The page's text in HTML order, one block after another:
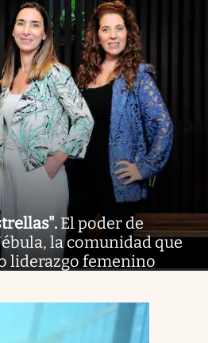
. El poder de
la comunidad que
liderazgo femenino